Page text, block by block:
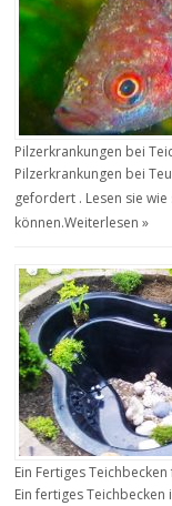
Pilzerkrankungen bei
Pilzerkrankungen bei
gefordert . Lesen sie
können.Weiterlesen »
Ein Fertiges
Ein fertiges